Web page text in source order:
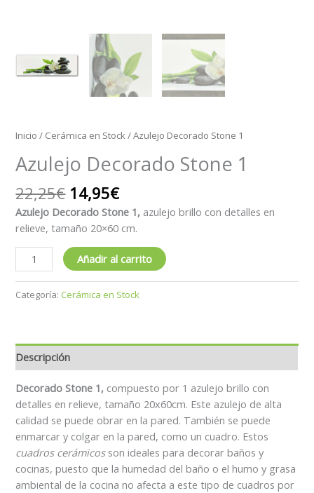
Inicio / Cerámica en Stock/ Azulejo Decorado Stone 1
Azulejo Decorado Stone 1
22,25€ 14,95€
Azulejo Decorado Stone 1, azulejo brillo con detalles en
relieve, tamaño 20×60 cm.
Añadir al carrito
Categoría: Cerámica en Stock
Descripción
Decorado Stone 1, compuesto por 1 azulejo brillo con
detalles en relieve, tamaño 20x60cm. Este azulejo de alta
calidad se puede obrar en la pared. También se puede
enmarcar y colgar en la pared, como un cuadro. Estos
cuadros cerámicosson ideales para decorar baños y
cocinas, puesto que la humedad del baño o el humo y grasa
ambiental de la cocina no afecta a este tipo de cuadros por